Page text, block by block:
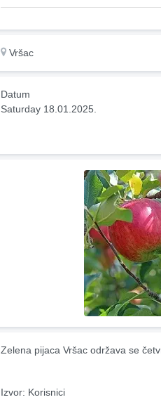
Vršac
Datum
Saturday 18.01.2025.
Zelena pijaca Vršac održava se
Izvor: Korisnici